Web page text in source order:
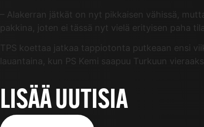
– Alakerran jätkät on nyt pikkaisen vähissä,
pakkina, joten ei tässä nyt vielä erityisen paha
TPS koettaa jatkaa tappiotonta putkeaan ensi
lauantaina, kun PS Kemi saapuu Turkuun
LISÄÄ UUTISIA